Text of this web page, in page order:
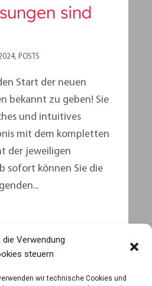
die Verwendung
steuern
wir technische Cookies und
sind
, POSTS
Start der neuen
bekannt zu geben! Sie
und intuitives
mit dem kompletten
der jeweiligen
sofort können Sie die